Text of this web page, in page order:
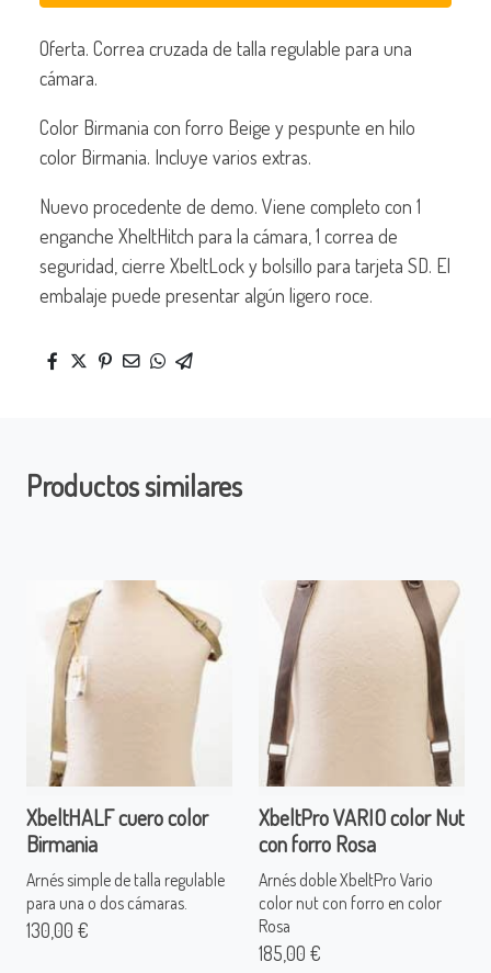
Oferta. Correa cruzada de talla regulable para una
cámara.
Color Birmania con forro Beige y pespunte en hilo
color Birmania. Incluye varios extras.
Nuevo procedente de demo. Viene completo con 1
enganche XheltHitch para la cámara, 1 correa de
seguridad, cierre XbeltLock y bolsillo para tarjeta SD. El
embalaje puede presentar algún ligero roce.
Productos similares
XbeltHALF cuero color
Birmania
Arnés simple de talla regulable
para una o dos cámaras.
130,00 €
XbeltPro VARIO color Nut
con forro Rosa
Arnés doble XbeltPro Vario
color nut con forro en color
Rosa
185,00 €